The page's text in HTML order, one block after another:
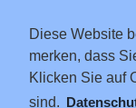
Diese Website
merken, dass
Klicken Sie auf
sind.